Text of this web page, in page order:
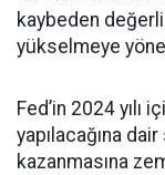
kaybeden
yükselmeye
Fed’in 2024 yılı
yapılacağına
kazanmasına